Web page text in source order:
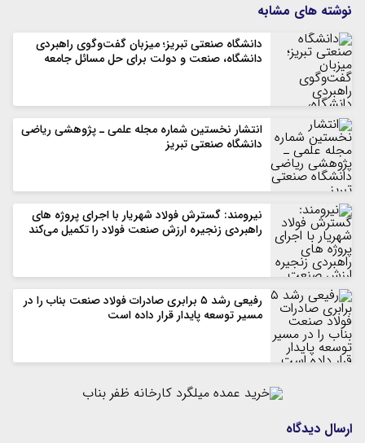
نوشته های مشابه
دانشگاه صنعتی تبریز؛ میزبان گفت‌وگوی راهبردی
دانشگاه، صنعت و دولت برای حل مسائل جامعه
انتشار نخستین شماره مجله علمی ـ پژوهشی ریاضی
دانشگاه صنعتی تبریز
نیرومند: گسترش فولاد شهریار با اجرای پروژه های
راهبردی زنجیره ارزش صنعت فولاد را تکمیل می‌کند
رفیعی رشد ۵ برابری صادرات فولاد صنعت بناب را در
مسیر توسعه پایدار قرار داده است
ارسال دیدگاه